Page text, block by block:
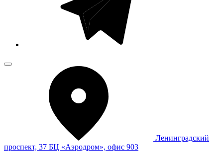
Ленинградский
проспект, 37 БЦ «Аэродром», офис 903